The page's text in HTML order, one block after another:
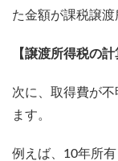
た金額が課税譲渡
【譲渡所得税の
次に、取得費が
ます。
例えば、10年所